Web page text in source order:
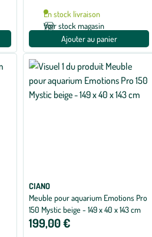
En stock livraison
Voir stock magasin
Ajouter au panier
CIANO
Meuble pour aquarium Emotions Pro
150 Mystic beige - 149 x 40 x 143 cm
199,00 €